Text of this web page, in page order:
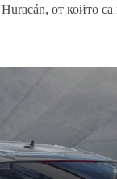
Huracán, от който